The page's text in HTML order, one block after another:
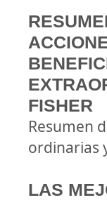
FISHER
Resumen
ordinarias
LAS